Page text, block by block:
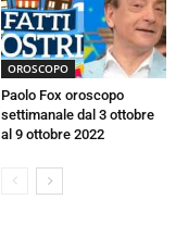
OROSCOPO
Paolo Fox oroscopo
settimanale dal 3 ottobre
al 9 ottobre 2022